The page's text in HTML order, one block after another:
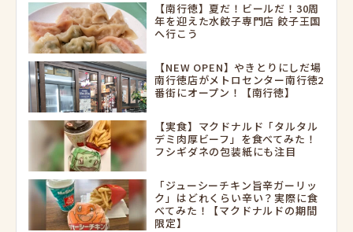
【南行徳】夏だ！ビールだ！30周
年を迎えた水餃子専門店 餃子王国
へ行こう
【NEW OPEN】やきとりにしだ場
南行徳店がメトロセンター南行徳2
番街にオープン！【南行徳】
【実食】マクドナルド「タルタル
デミ肉厚ビーフ」を食べてみた！
フシギダネの包装紙にも注目
「ジューシーチキン旨辛ガーリッ
ク」はどれくらい辛い？実際に食
べてみた！【マクドナルドの期間
限定】